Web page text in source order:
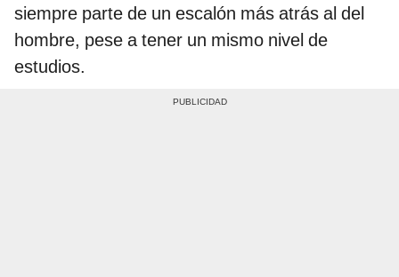
siempre parte de un escalón más atrás al del
hombre, pese a tener un mismo nivel de
estudios.